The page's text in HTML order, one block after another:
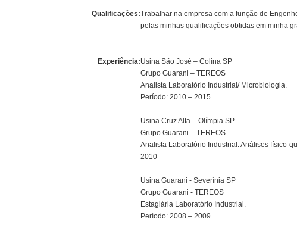
Qualificações:Trabalhar na empresa com a função de
pelas minhas qualificações obtidas em minha
Experiência:Usina São José – Colina SP
Grupo Guarani – TEREOS
Analista Laboratório Industrial/ Microbiologia.
Período: 2010 – 2015
Usina Cruz Alta – Olímpia SP
Grupo Guarani – TEREOS
Analista Laboratório Industrial. Análises físico-
2010
Usina Guarani - Severínia SP
Grupo Guarani - TEREOS
Estagiária Laboratório Industrial.
Período: 2008 – 2009